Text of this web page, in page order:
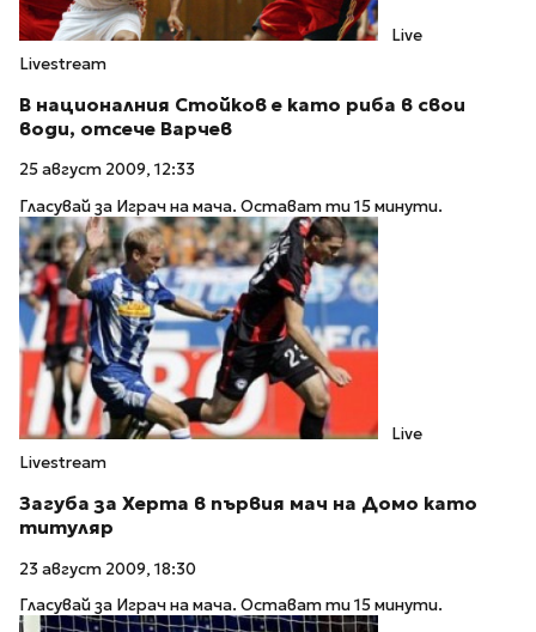
Live
Livestream
В националния Стойков е като риба в свои
води, отсече Варчев
25 август 2009, 12:33
Гласувай за Играч на мача. Остават ти 15 минути.
Live
Livestream
Загуба за Херта в първия мач на Домо като
титуляр
23 август 2009, 18:30
Гласувай за Играч на мача. Остават ти 15 минути.